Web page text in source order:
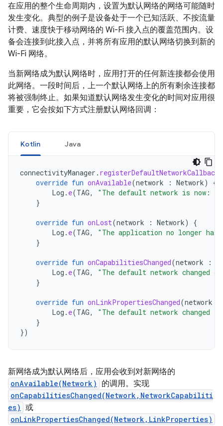
在应用的整个生命周期内，设置为默认网络的网络可能随时
发生变化。典型的例子是设备处于一个已知活跃、不按流量
计费、速度快于移动网络的 Wi-Fi 接入点的覆盖范围内。设
备会连接到此接入点，并将所有应用的默认网络切换到新的
Wi-Fi 网络。
当新网络成为默认网络时，应用打开的任何新连接都会使用
此网络。一段时间后，上一个默认网络上的所有剩余连接都
将被强制终止。如果知道默认网络发生变化的时间对应用很
重要，它会按如下方式注册默认网络回调：
Kotlin Java
connectivityManager . registerDefaultNetworkCallback
override fun onAvailable(network : Network)
{
Log . e(TAG,
"The default network is now: "
}
override fun onLost(network : Network)
{
Log . e(TAG,
"The application no longer
}
override fun onCapabilitiesChanged(network :
Log . e(TAG,
"The default network changed
}
override fun onLinkPropertiesChanged(network
Log . e(TAG,
"The default network changed
}
})
新网络成为默认网络后，应用会收到对新网络的
onAvailable(Network) 的调用。实现
onCapabilitiesChanged(Network,NetworkCapabiliti
es) 或
onLinkPropertiesChanged(Network,LinkProperties)